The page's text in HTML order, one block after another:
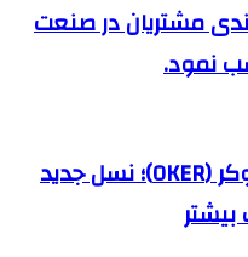
مشتریان در صنعت
نمود.
معرفی کرکره فولادی اوکر (OKER)؛ نسل جدید